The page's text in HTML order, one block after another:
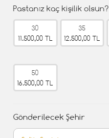
Pastanız kaç kişilik olsun?
30
11.500,00 TL
35
12.500,00 TL
50
16.500,00 TL
Gönderilecek Şehir